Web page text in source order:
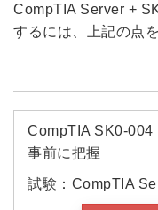
CompTIA Server +
するには、上記の点
CompTIA SK0-004
事前に把握
試験：CompTIA